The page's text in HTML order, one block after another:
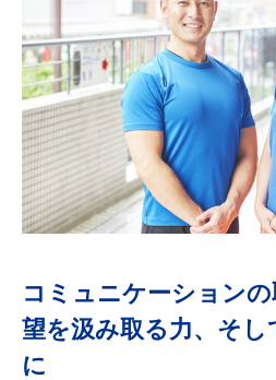
コミュニケーション
望を汲み取る力、そし
に